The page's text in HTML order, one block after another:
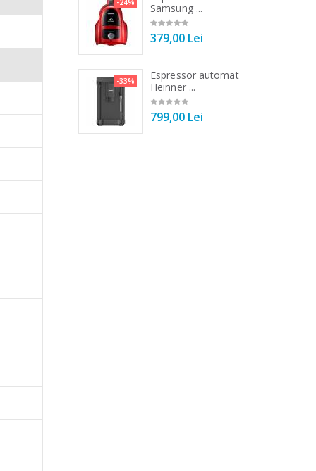
de
...
Lei
Samsung ...
379,00 Lei
-33%
Espressor automat
Heinner ...
799,00 Lei